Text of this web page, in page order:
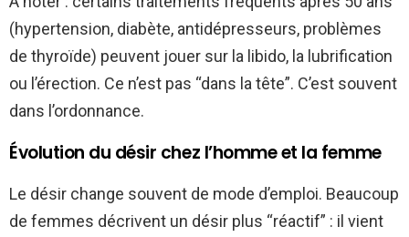
(hypertension, diabète, antidépresseurs, problèmes
de thyroïde) peuvent jouer sur la libido, la lubrification
ou l’érection. Ce n’est pas “dans la tête”. C’est souvent
dans l’ordonnance.
Évolution du désir chez l’homme et la femme
Le désir change souvent de mode d’emploi. Beaucoup
de femmes décrivent un désir plus “réactif” : il vient